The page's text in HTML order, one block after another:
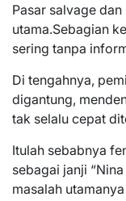
Pasar salvage
utama.Sebagian
sering tanpa
Di tengahnya,
digantung,
tak selalu cepat
Itulah sebabnya
sebagai janji
masalah